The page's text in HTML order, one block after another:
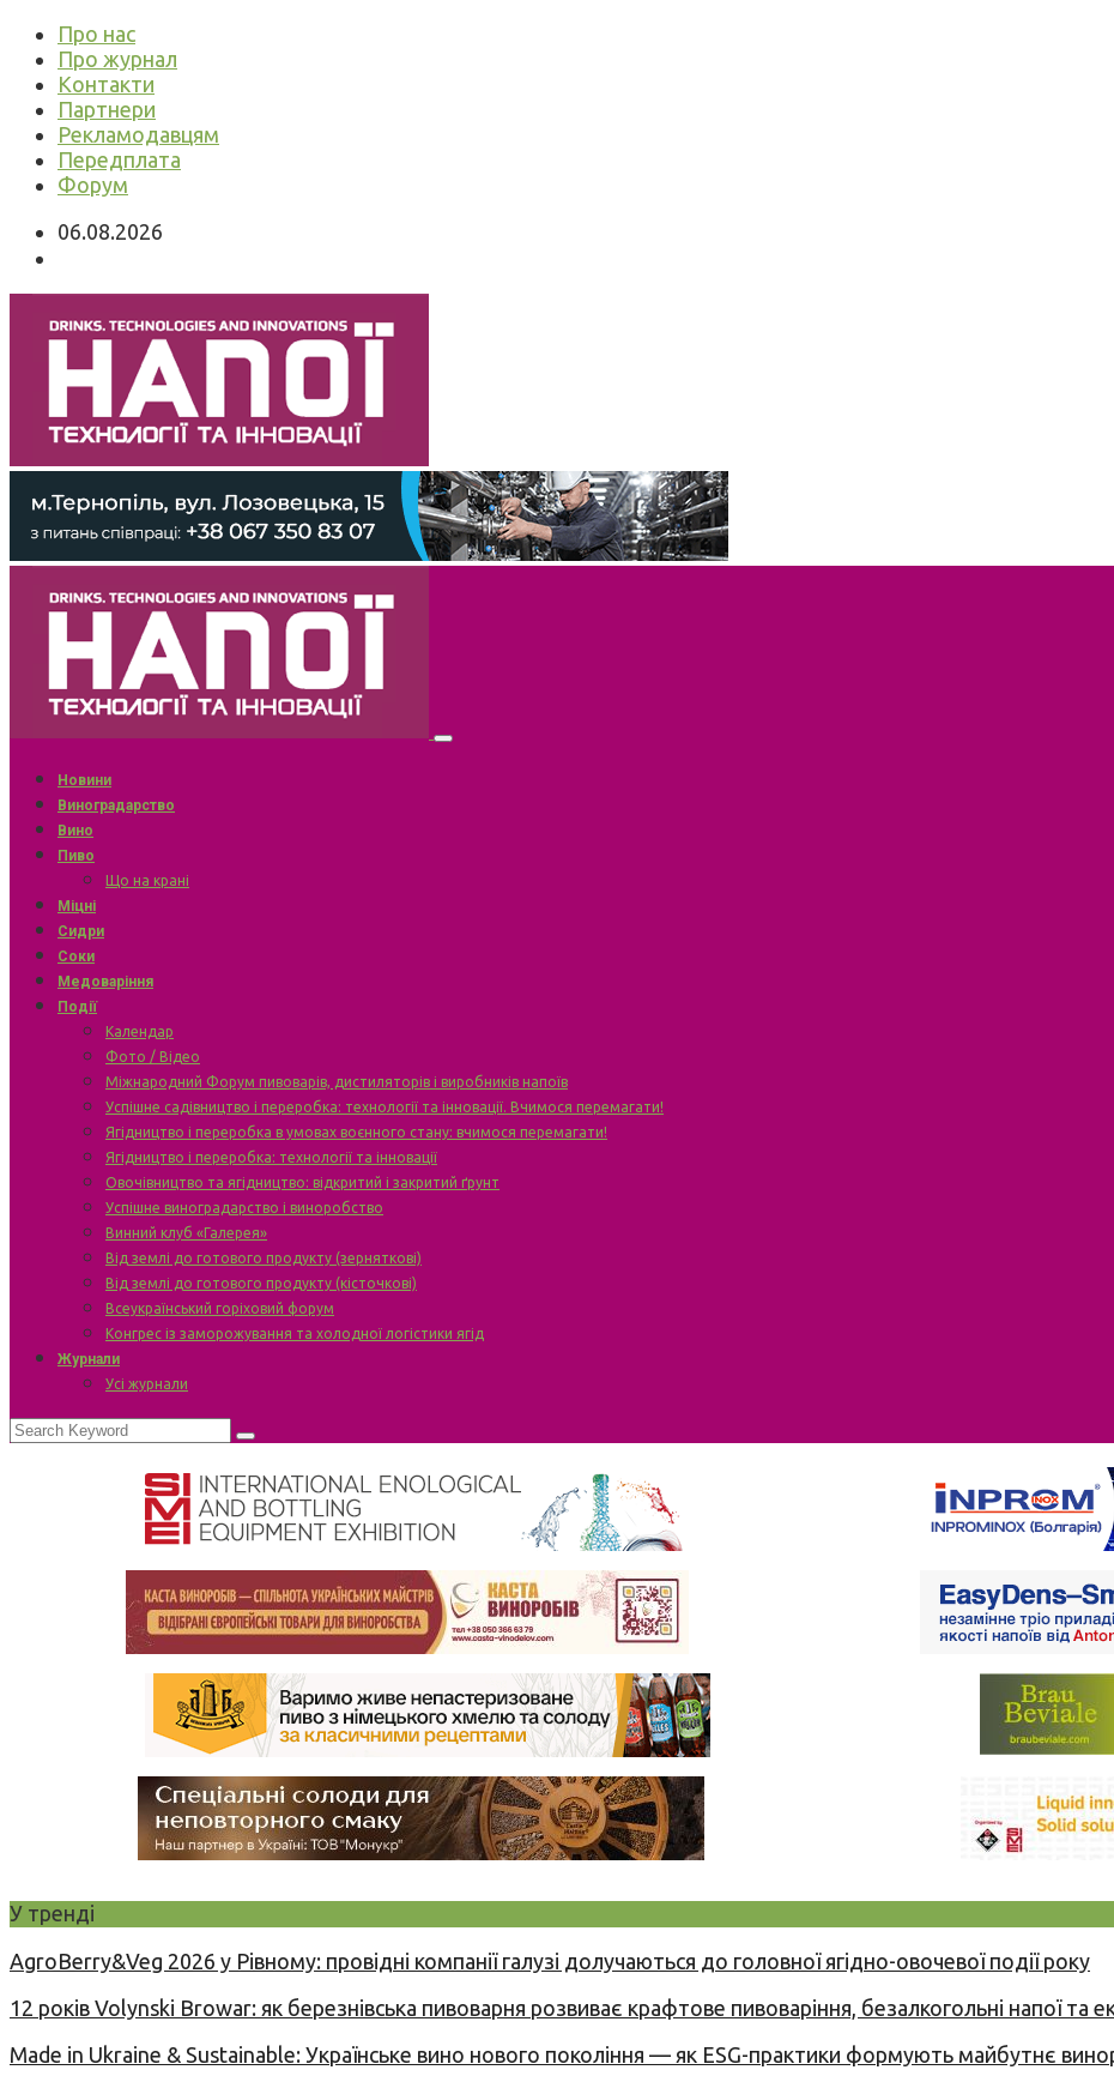
Про нас
Про журнал
Контакти
Партнери
Рекламодавцям
Передплата
Форум
06.08.2026
Новини
Виноградарство
Вино
Пиво
Що на крані
Міцні
Сидри
Соки
Медоваріння
Події
Календар
Фото / Відео
Міжнародний Форум пивоварів, дистиляторів і виробників напоїв
Успішне садівництво і переробка: технології та інновації. Вчимося перемагати!
Ягідництво і переробка в умовах воєнного стану: вчимося перемагати!
Ягідництво і переробка: технології та інновації
Овочівництво та ягідництво: відкритий і закритий ґрунт
Успішне виноградарство і виноробство
Винний клуб «Галерея»
Від землі до готового продукту (зерняткові)
Від землі до готового продукту (кісточкові)
Всеукраїнський горіховий форум
Конгрес із заморожування та холодної логістики ягід
Журнали
Усі журнали
У тренді
AgroBerry&Veg 2026 у Рівному: провідні компанії галузі долучаються до головної ягідно-овочевої події року
12 років Volynski Browar: як березнівська пивоварня розвиває крафтове пивоваріння, безалкогольні напої та
Made in Ukraine & Sustainable: Українське вино нового покоління — як ESG-практики формують майбутнє